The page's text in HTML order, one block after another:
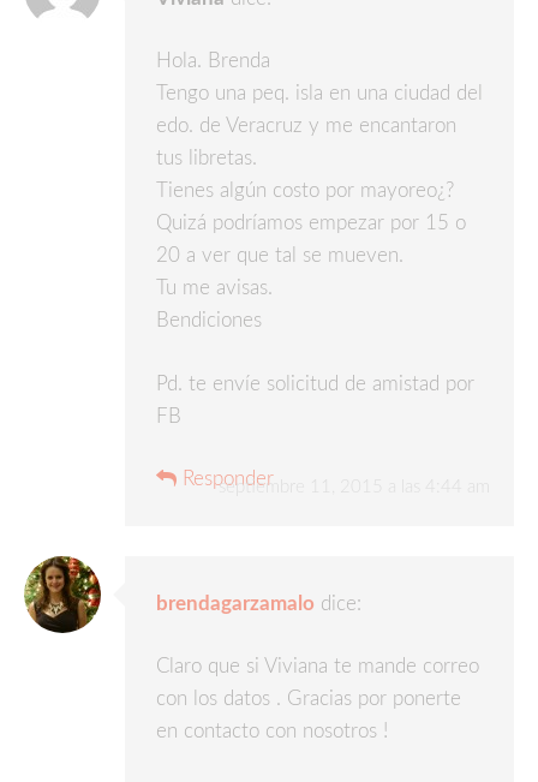
septiembre 11, 2015 a las 4:44 am
Hola. Brenda
Tengo una peq. isla en una ciudad del
edo. de Veracruz y me encantaron
tus libretas.
Tienes algún costo por mayoreo¿?
Quizá podríamos empezar por 15 o
20 a ver que tal se mueven.
Tu me avisas.
Bendiciones
Pd. te envíe solicitud de amistad por
FB
Responder
brendagarzamalo dice:
Claro que si Viviana te mande correo
con los datos . Gracias por ponerte
en contacto con nosotros !